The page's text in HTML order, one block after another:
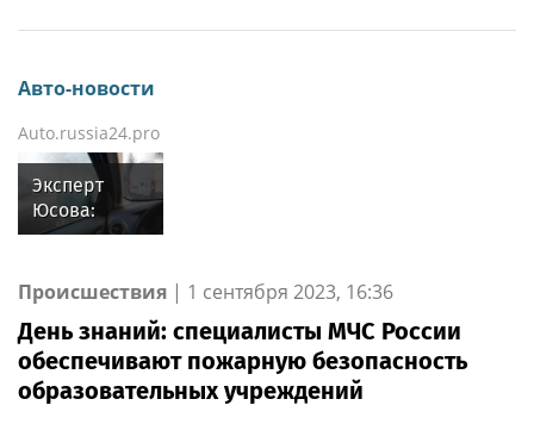
Происшествия | 1 сентября 2023, 16:36
День знаний: специалисты МЧС России
обеспечивают пожарную безопасность
образовательных учреждений
Авто-новости
Auto.russia24.pro
Эксперт
Юсова:
ОСАГО не
повреждения
авто от
града и
ветра